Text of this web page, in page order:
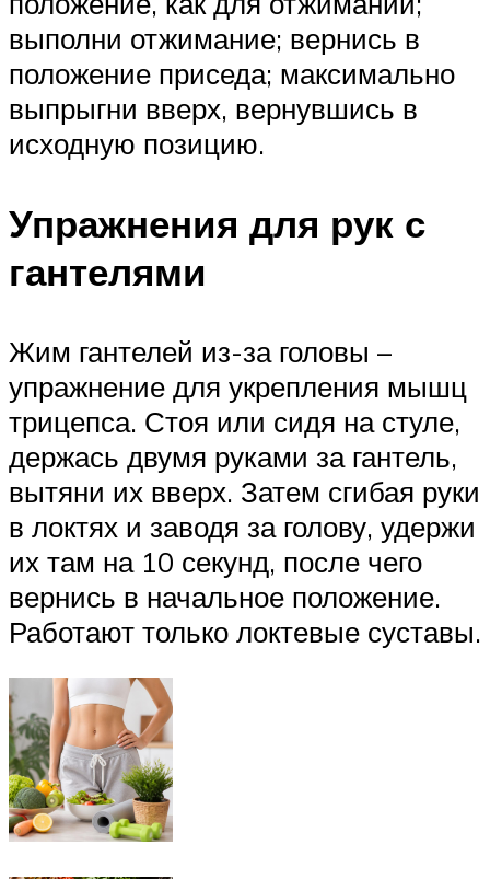
выполни отжимание; вернись в
положение приседа; максимально
выпрыгни вверх, вернувшись в
исходную позицию.
Упражнения для рук с
гантелями
Жим гантелей из-за головы –
упражнение для укрепления мышц
трицепса. Стоя или сидя на стуле,
держась двумя руками за гантель,
вытяни их вверх. Затем сгибая руки
в локтях и заводя за голову, удержи
их там на 10 секунд, после чего
вернись в начальное положение.
Работают только локтевые суставы.